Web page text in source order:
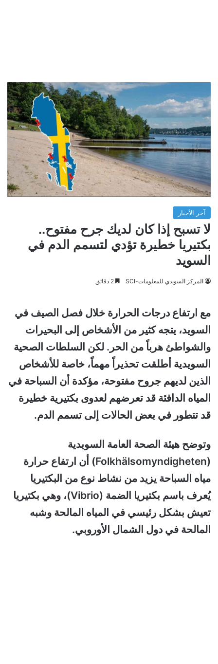
آخر الأخبار
لا تسبح إذا كان لديك جرح مفتوح..
بكتيريا خطيرة تؤدي لتسمم الدم في
السويد
المركز السويدي للمعلومات-SCI
مع ارتفاع درجات الحرارة خلال فصل الصيف في
السويد، يتجه كثير من الأشخاص إلى البحيرات
والشواطئ هرباً من الحر. لكن السلطات الصحية
السويدية أطلقت تحذيراً مهماً، خاصة للأشخاص
الذين لديهم جروح مفتوحة، مؤكدة أن السباحة في
المياه الدافئة قد تعرضهم لعدوى بكتيرية خطيرة
قد تتطور في بعض الحالات إلى تسمم الدم.
وتوضح هيئة الصحة العامة السويدية
(Folkhälsomyndigheten) أن ارتفاع حرارة
مياه السباحة يزيد من نشاط نوع من البكتيريا
يُعرف باسم بكتيريا الضمة (Vibrio)، وهي بكتيريا
تعيش بشكل رئيسي في المياه المالحة وشبه
المالحة في دول الشمال الأوروبي.